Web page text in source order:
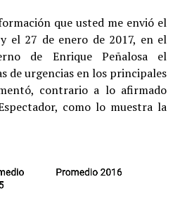
que usted me envió el
el 27 de enero de 2017, en el
de Enrique Peñalosa el
de urgencias en los principales
contrario a lo afirmado
como lo muestra la